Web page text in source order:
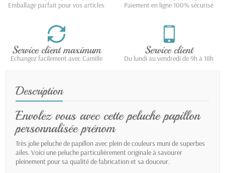
Emballage parfait pour vos articles Paiement en ligne 100% sécurisé
Service client maximum
Echangez facilement avec Camille
Service client
Du lundi au vendredi de 9h à 18h
Description
Envolez vous avec cette peluche papillon
personnalisée prénom
Très jolie peluche de papillon avec plein de couleurs muni de superbes
ailes. Voici une peluche particulièrement originale à savourer
pleinement pour sa qualité de fabrication et sa douceur.